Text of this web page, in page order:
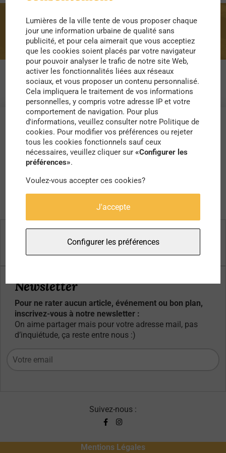
Manhattan
Newsletter
Pour ne rater aucun article, événement ou bon plan,
inscrivez-vous à notre newsletter :
On aime partager mais pour votre adresse mail, pas
d’inquiétude, ça reste entre nous :)
Suivez-nous :
Mentions Légales
Lumières de la ville tente de vous proposer chaque
jour une information urbaine de qualité sans
publicité, et pour cela aimerait que vous acceptiez
que les cookies soient placés par votre navigateur
pour pouvoir analyser le trafic de notre site Web,
activer les fonctionnalités liées aux réseaux
sociaux, et vous proposer un contenu personnalisé.
Cela impliquera le traitement de vos informations
personnelles, y compris votre adresse IP et votre
comportement de navigation. Pour plus
d'informations, veuillez consulter notre Politique de
cookies. Pour modifier vos préférences ou rejeter
tous les cookies fonctionnels sauf ceux
nécessaires, veuillez cliquer sur«Configurer les
préférences».
Voulez-vous accepter ces cookies?
J'accepte
Configurer les préférences